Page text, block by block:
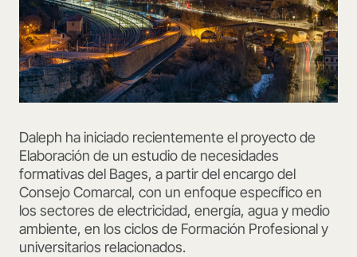
Daleph ha iniciado recientemente el proyecto de
Elaboración de un estudio de necesidades
formativas del Bages, a partir del encargo del
Consejo Comarcal, con un enfoque específico en
los sectores de electricidad, energía, agua y medio
ambiente, en los ciclos de Formación Profesional y
universitarios relacionados.